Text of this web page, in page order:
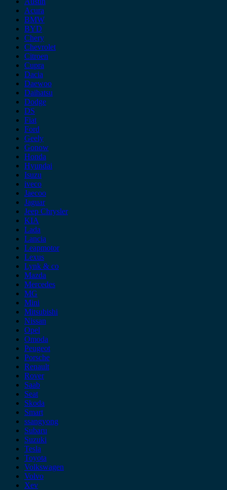
Acura
BMW
BYD
Chery
Chevrolet
Citroen
Cupra
Dacia
Daewoo
Daihatsu
Dodge
DS
Fiat
Ford
Geely
Gonow
Honda
Hyundai
Isuzu
iveco
Jaecoo
Jaguar
Jeep Chrysler
KIA
Lada
Lancia
Leapmotor
Lexus
Lynk & co
Mazda
Mercedes
MG
Mini
Mitsubishi
Nissan
Opel
Omoda
Peugeot
Porsche
Renault
Rover
Saab
Seat
Skoda
Smart
ssangyong
Subaru
Suzuki
Tesla
Toyota
Volkswagen
Volvo
Xev